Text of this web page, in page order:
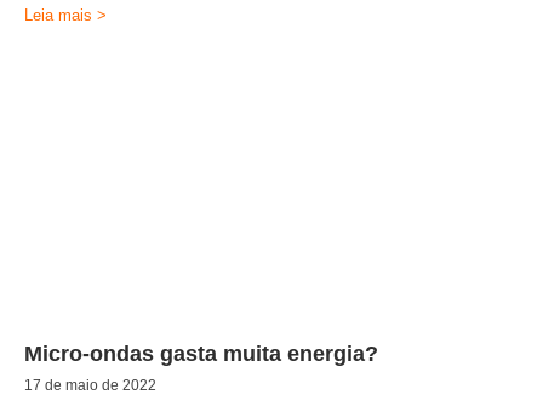
Leia mais >
Micro-ondas gasta muita energia?
17 de maio de 2022